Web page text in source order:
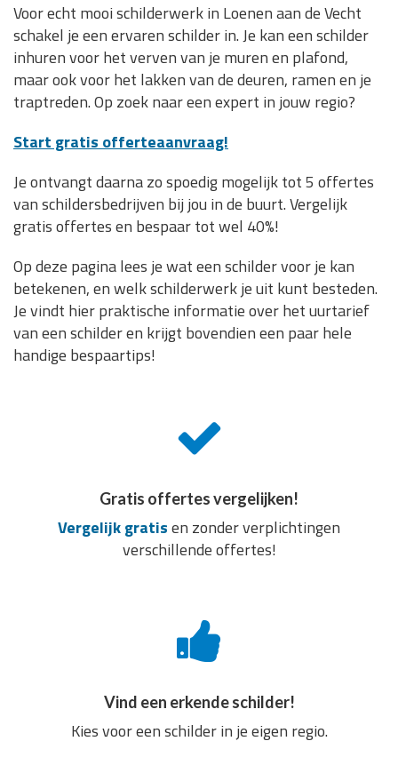
Voor echt mooi schilderwerk in Loenen aan de Vecht
schakel je een ervaren schilder in. Je kan een schilder
inhuren voor het verven van je muren en plafond,
maar ook voor het lakken van de deuren, ramen en je
traptreden. Op zoek naar een expert in jouw regio?
Start gratis offerteaanvraag!
Je ontvangt daarna zo spoedig mogelijk tot 5 offertes
van schildersbedrijven bij jou in de buurt. Vergelijk
gratis offertes en bespaar tot wel 40%!
Op deze pagina lees je wat een schilder voor je kan
betekenen, en welk schilderwerk je uit kunt besteden.
Je vindt hier praktische informatie over het uurtarief
van een schilder en krijgt bovendien een paar hele
handige bespaartips!
Gratis offertes vergelijken!
Vergelijk gratisen zonder verplichtingen
verschillende offertes!
Vind een erkende schilder!
Kies voor een schilder in je eigen regio.